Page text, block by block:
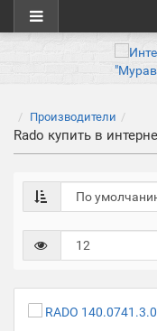
Производители
Rado купить в